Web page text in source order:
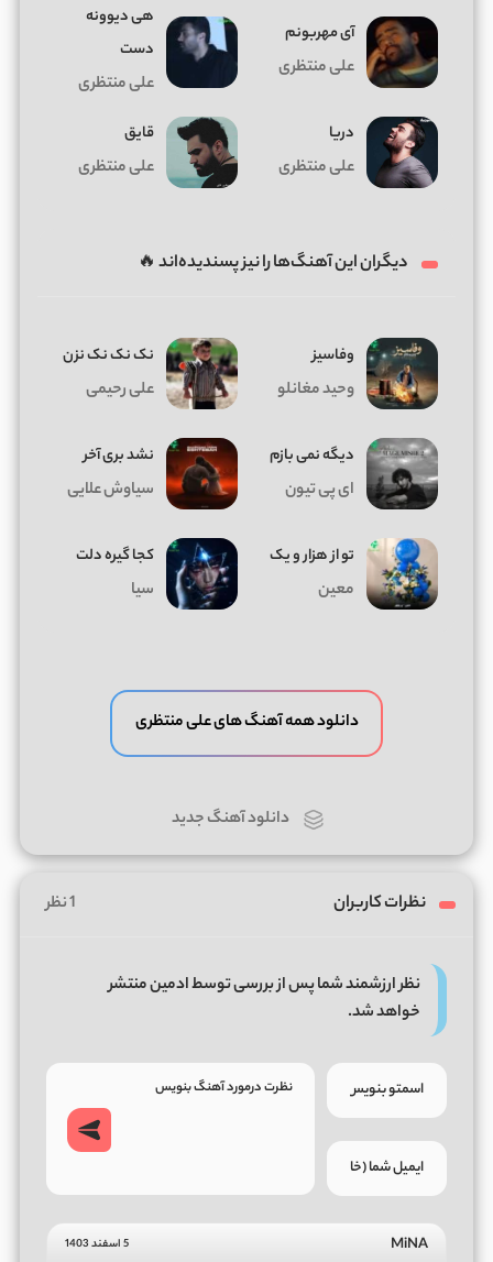
آی مهربونم
علی منتظری
هی دیوونه
دست
علی منتظری
دریا
علی منتظری
قایق
علی منتظری
دیگران این آهنگ‌ها را نیز پسندیده‌اند 🔥
وفاسیز
وحید مغانلو
نک نک نک نزن
علی رحیمی
دیگه نمی بازم
ای پی تیون
نشد بری آخر
سیاوش علایی
تو از هزار و یک
معین
کجا گیره دلت
سیا
دانلود همه آهنگ های علی منتظری
دانلود آهنگ جدید
نظرات کاربران 1 نظر
نظر ارزشمند شما پس از بررسی توسط ادمین منتشر
خواهد شد.
MiNA 5 اسفند 1403